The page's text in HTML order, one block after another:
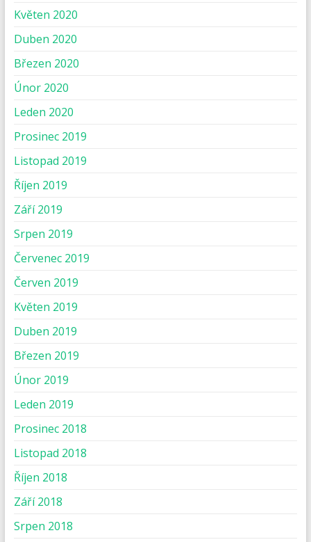
Květen 2020
Duben 2020
Březen 2020
Únor 2020
Leden 2020
Prosinec 2019
Listopad 2019
Říjen 2019
Září 2019
Srpen 2019
Červenec 2019
Červen 2019
Květen 2019
Duben 2019
Březen 2019
Únor 2019
Leden 2019
Prosinec 2018
Listopad 2018
Říjen 2018
Září 2018
Srpen 2018